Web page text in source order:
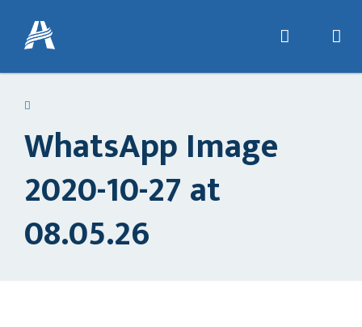
WhatsApp Image
2020-10-27 at
08.05.26